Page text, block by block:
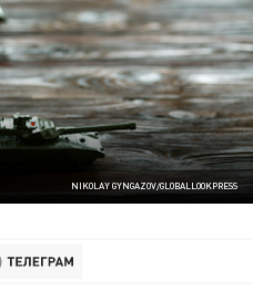
NIKOLAY GYNGAZOV/GLOBALLOOKPRESS